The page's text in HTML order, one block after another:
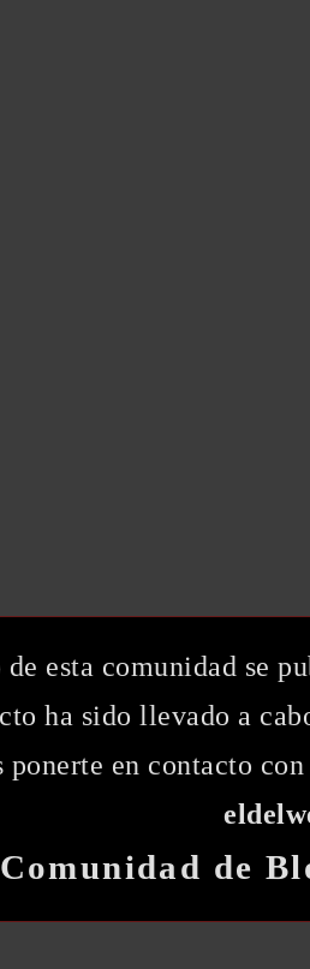
esta comunidad se
ha sido llevado a
ponerte en contacto
Comunidad de